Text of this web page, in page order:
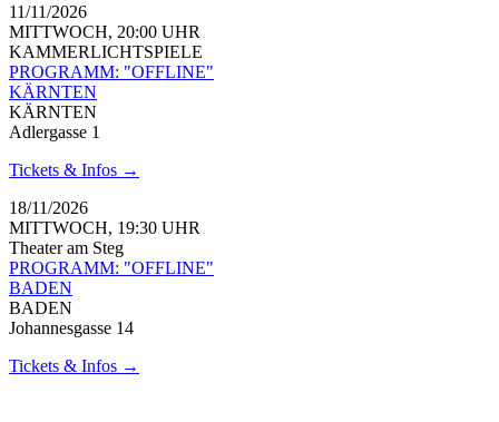
11/11/2026
MITTWOCH, 20:00 UHR
KAMMERLICHTSPIELE
PROGRAMM: "OFFLINE"
KÄRNTEN
KÄRNTEN
Adlergasse 1
Tickets & Infos →
18/11/2026
MITTWOCH, 19:30 UHR
Theater am Steg
PROGRAMM: "OFFLINE"
BADEN
BADEN
Johannesgasse 14
Tickets & Infos →